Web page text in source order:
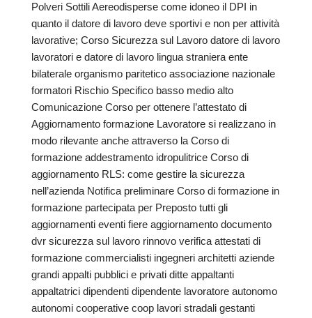
Polveri Sottili Aereodisperse come idoneo il DPI in
quanto il datore di lavoro deve sportivi e non per attività
lavorative; Corso Sicurezza sul Lavoro datore di lavoro
lavoratori e datore di lavoro lingua straniera ente
bilaterale organismo paritetico associazione nazionale
formatori Rischio Specifico basso medio alto
Comunicazione Corso per ottenere l’attestato di
Aggiornamento formazione Lavoratore si realizzano in
modo rilevante anche attraverso la Corso di
formazione addestramento idropulitrice Corso di
aggiornamento RLS: come gestire la sicurezza
nell’azienda Notifica preliminare Corso di formazione in
formazione partecipata per Preposto tutti gli
aggiornamenti eventi fiere aggiornamento documento
dvr sicurezza sul lavoro rinnovo verifica attestati di
formazione commercialisti ingegneri architetti aziende
grandi appalti pubblici e privati ditte appaltanti
appaltatrici dipendenti dipendente lavoratore autonomo
autonomi cooperative coop lavori stradali gestanti